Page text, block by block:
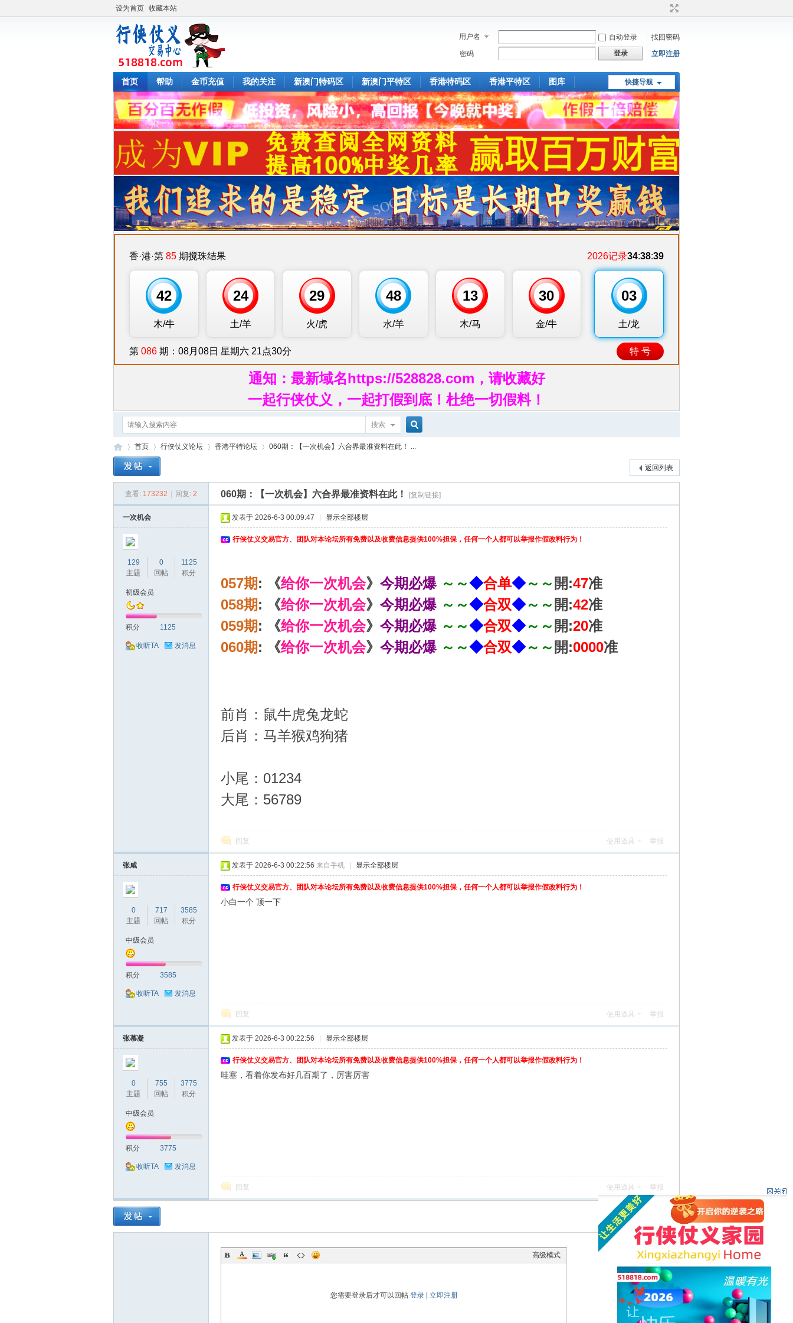
设为首页 收藏本站
用户名 自动登录
找回密码
密码
登录 立即注册
快捷导航
首页 帮助 金币充值 我的关注 新澳门特码区 新澳门平特区 香港特码区 香港平特区 图库
通知：最新域名https://528828.com，请收藏好
一起行侠仗义，一起打假到底！杜绝一切假料！
搜索
索
义
»
首页
›
行侠仗义论坛 香港平特论坛 060期：【一次机会】六合界最准资料在此！ ...
返回列表
查看: 173232 回复: 2 060期：【一次机会】六合界最准资料在此！ [复制链接]
一次机会
129
主题
0
回帖
1125
积分
初级会员
积分 1125
收听TA 发消息
发表于 2026-6-3 00:09:47 显示全部楼层
行侠仗义交易官方、团队对本论坛所有免费以及收费信息提供100%担保，任何一个人都可以举报作假改料行为！
057期: 《给你一次机会》 今期必爆 ～～◆合单◆～～ 開:47准
058期: 《给你一次机会》 今期必爆 ～～◆合双◆～～ 開:42准
059期: 《给你一次机会》 今期必爆 ～～◆合双◆～～ 開:20准
060期: 《给你一次机会》 今期必爆 ～～◆合双◆～～ 開:0000准
前肖：鼠牛虎兔龙蛇
后肖：马羊猴鸡狗猪
小尾：01234
大尾：56789
回复 使用道具 举报
张咸
0
主题
717
回帖
3585
积分
中级会员
积分 3585
收听TA 发消息
发表于 2026-6-3 00:22:56 来自手机 显示全部楼层
行侠仗义交易官方、团队对本论坛所有免费以及收费信息提供100%担保，任何一个人都可以举报作假改料行为！
小白一个 顶一下
回复 使用道具 举报
张慕凝
0
主题
755
回帖
3775
积分
中级会员
积分 3775
收听TA 发消息
发表于 2026-6-3 00:22:56 显示全部楼层
行侠仗义交易官方、团队对本论坛所有免费以及收费信息提供100%担保，任何一个人都可以举报作假改料行为！
哇塞，看着你发布好几百期了，厉害厉害
回复 使用道具 举报
返回列表
高级模式
您需要登录后才可以回帖 登录| 立即注册